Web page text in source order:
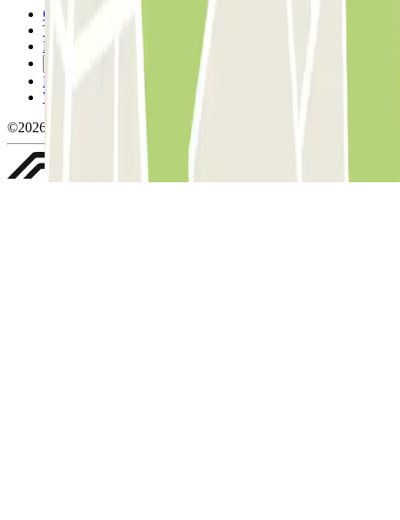
Condizioni contrattuali e di utilizzo
Termini di cancellazione
Politica sui cookies
Politica sulla privacy
Whistleblowing
©2026 Parclick. Tutti i diritti riservati